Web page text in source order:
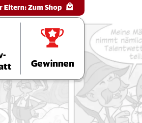
Gewinnen
Eltern:Zum Shop